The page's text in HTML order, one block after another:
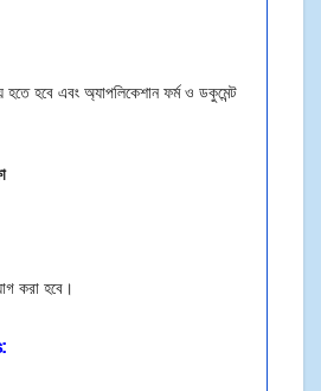
হতে হবে এবং অ্যাপলিকেশান ফর্ম ও ডকুমেন্ট
করা হবে।